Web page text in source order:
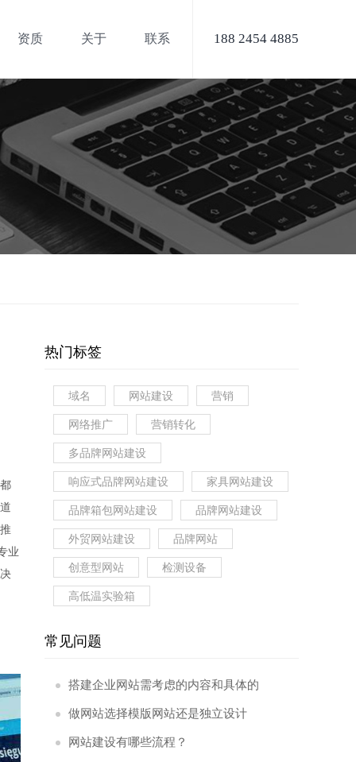
188 2454 4885
资质 关于 联系
业
热门标签
域名 网站建设 营销
网络推广 营销转化
多品牌网站建设
响应式品牌网站建设 家具网站建设
品牌箱包网站建设 品牌网站建设
外贸网站建设 品牌网站
创意型网站 检测设备
高低温实验箱
常见问题
搭建企业网站需考虑的内容和具体的
流程是什么?
做网站选择模版网站还是独立设计
好？
网站建设有哪些流程？